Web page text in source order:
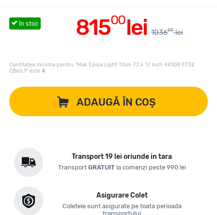
81500lei 103600 lei
în stoc
Cantitatea minima pentru "Mak Epica Light Titan 7J x 17 Inch 4X108 ET32
CB65.1" este 4.
ADAUGĂ ÎN COȘ
Transport 19 lei oriunde in tara
Transport GRATUITla comenzi peste 990 lei
Asigurare Colet
Coletele sunt asigurate pe toata perioada
transportului